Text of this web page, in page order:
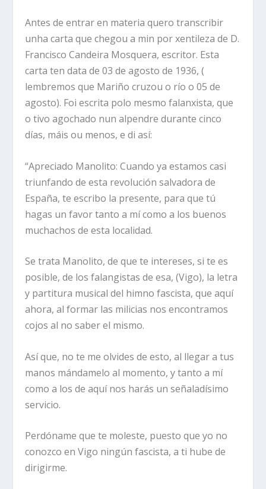
Antes de entrar en materia quero transcribir
unha carta que chegou a min por xentileza de D.
Francisco Candeira Mosquera, escritor. Esta
carta ten data de 03 de agosto de 1936, (
lembremos que Mariño cruzou o río o 05 de
agosto). Foi escrita polo mesmo falanxista, que
o tivo agochado nun alpendre durante cinco
días, máis ou menos, e di así:
“Apreciado Manolito: Cuando ya estamos casi
triunfando de esta revolución salvadora de
España, te escribo la presente, para que tú
hagas un favor tanto a mí como a los buenos
muchachos de esta localidad.
Se trata Manolito, de que te intereses, si te es
posible, de los falangistas de esa, (Vigo), la letra
y partitura musical del himno fascista, que aquí
ahora, al formar las milicias nos encontramos
cojos al no saber el mismo.
Así que, no te me olvides de esto, al llegar a tus
manos mándamelo al momento, y tanto a mí
como a los de aquí nos harás un señaladísimo
servicio.
Perdóname que te moleste, puesto que yo no
conozco en Vigo ningún fascista, a ti hube de
dirigirme.